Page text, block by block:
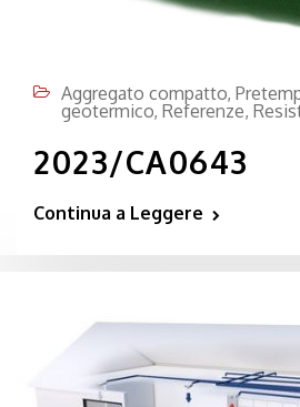
Aggregato compatto,
geotermico, Referenze,
2023/CA0643
Continua a Leggere